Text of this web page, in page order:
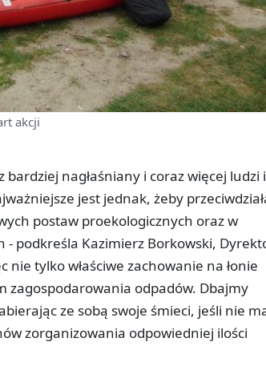
akcji
nagłaśniany i coraz więcej ludzi i
jest jednak, żeby
postaw proekologicznych oraz w
podkreśla Kazimierz Borkowski,
nie tylko właściwe zachowanie na łonie
odpadów. Dbajmy
ze sobą swoje śmieci, jeśli nie
zorganizowania odpowiedniej ilości